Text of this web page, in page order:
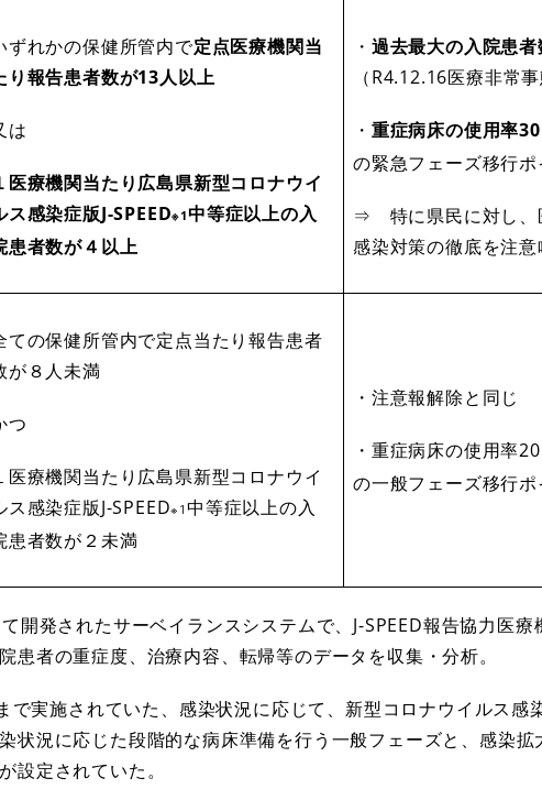
ずれかの保健所管内で定点医療機関当
り報告患者数が13人以上
は
医療機関当たり広島県新型コロナウイ
ス感染症版J-SPEED※1中等症以上の入
患者数が４以上
・ 過去最大の入院患
（R4.12.16医療非常
・ 重症病床の使用率
の緊急フェーズ移行
⇒ 特に県民に対し、
感染対策の徹底を注意
ての保健所管内で定点当たり報告患者
が８人未満
つ
医療機関当たり広島県新型コロナウイ
ス感染症版J-SPEED※1中等症以上の入
患者数が２未満
・注意報解除と同じ
・重症病床の使用率
の一般フェーズ移行
発されたサーベイランスシステムで、J-SPEED報告協力医療
患者の重症度、治療内容、転帰等のデータを収集・分析。
実施されていた、感染状況に応じて、新型コロナウイルス感
状況に応じた段階的な病床準備を行う一般フェーズと、感染拡
設定されていた。